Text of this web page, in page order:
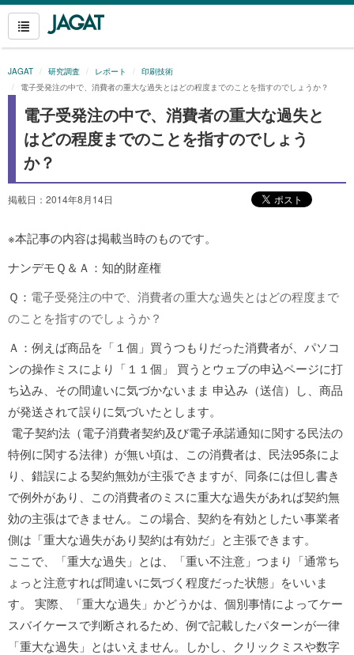
JAGAT 研究調査 レポート
印刷技術
電子受発注の中で、消費者の重大な過失とはどの程度までのことを指すのでしょうか？
電子受発注の中で、消費者の重大な過失と
はどの程度までのことを指すのでしょう
か？
掲載日：2014年8月14日
※本記事の内容は掲載当時のものです。
ナンデモＱ＆Ａ：知的財産権
Ｑ： 電子受発注の中で、消費者の重大な過失とはどの程度まで
のことを指すのでしょうか？
Ａ：例えば商品を「１個」買うつもりだった消費者が、パソコ
ンの操作ミスにより「１１個」 買うとウェブの申込ページに打
ち込み、その間違いに気づかないまま 申込み（送信）し、商品
が発送されて誤りに気づいたとします。
電子契約法（電子消費者契約及び電子承諾通知に関する民法の
特例に関する法律）が無い頃は、この消費者は、民法95条によ
り、錯誤による契約無効が主張できますが、同条には但し書き
で例外があり、この消費者のミスに重大な過失があれば契約無
効の主張はできません。この場合、契約を有効としたい事業者
側は「重大な過失があり契約は有効だ」と主張できます。
ここで、「重大な過失」とは、「重い不注意」つまり「通常ち
ょっと注意すれば間違いに気づく程度だった状態」をいいま
す。 実際、「重大な過失」かどうかは、個別事情によってケー
スバイケースで判断されるため、例で記載したパターンが一律
「重大な過失」とはいえません。しかし、クリックミスや数字